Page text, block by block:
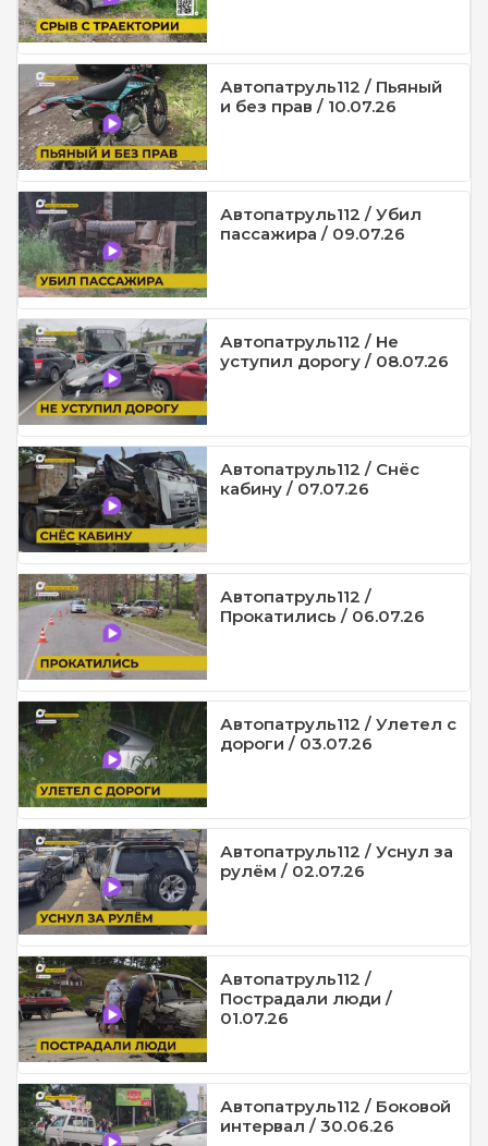
Автопатруль112 / Пьяный
и без прав / 10.07.26
Автопатруль112 / Убил
пассажира / 09.07.26
Автопатруль112 / Не
уступил дорогу / 08.07.26
Автопатруль112 / Снёс
кабину / 07.07.26
Автопатруль112 /
Прокатились / 06.07.26
Автопатруль112 / Улетел с
дороги / 03.07.26
Автопатруль112 / Уснул за
рулём / 02.07.26
Автопатруль112 /
Пострадали люди /
01.07.26
Автопатруль112 / Боковой
интервал / 30.06.26